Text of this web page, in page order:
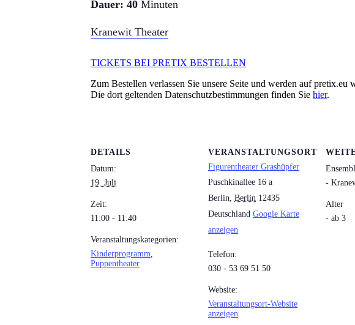
Dauer: 40 Minuten
Kranewit Theater
TICKETS BEI PRETIX BESTELLEN
Zum Bestellen verlassen Sie unsere Seite und werden auf pretix.eu
Die dort geltenden Datenschutzbestimmungen finden Sie hier.
DETAILS
Datum:
19. Juli
Zeit:
11:00 - 11:40
Veranstaltungskategorien:
Kinderprogramm,
Puppentheater
VERANSTALTUNGSORT
Figurentheater Grashüpfer
Puschkinallee 16 a
Berlin, Berlin 12435
Deutschland Google Karte
anzeigen
Telefon:
030 - 53 69 51 50
Website:
Veranstaltungsort-Website
anzeigen
-
Alter
- ab 3